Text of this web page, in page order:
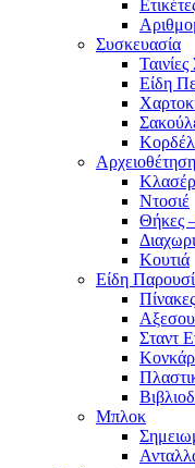
Συσκευασία
Είδη
Αρχειοθέτηση
Κλασέρ
Ντοσιέ
Θήκες
Κουτιά
Είδη
Πίνακες
Σταντ
Μπλοκ